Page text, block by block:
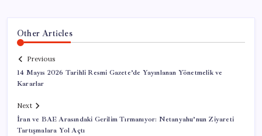
Other Articles
Previous
14 Mayıs 2026 Tarihli Resmi Gazete’de Yayınlanan Yönetmelik ve
Kararlar
Next
İran ve BAE Arasındaki Gerilim Tırmanıyor: Netanyahu’nun Ziyareti
Tartışmalara Yol Açtı